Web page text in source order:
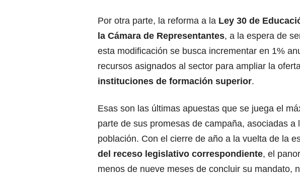
Por otra parte, la reforma a la Ley 30 de
la Cámara de Representantes, a la espera de
esta modificación se busca incrementar en 1%
recursos asignados al sector para ampliar la
instituciones de formación superior.
Esas son las últimas apuestas que se juega el
parte de sus promesas de campaña, asociadas
población. Con el cierre de año a la vuelta de la
del receso legislativo correspondiente, el
menos de nueve meses de concluir su mandato,